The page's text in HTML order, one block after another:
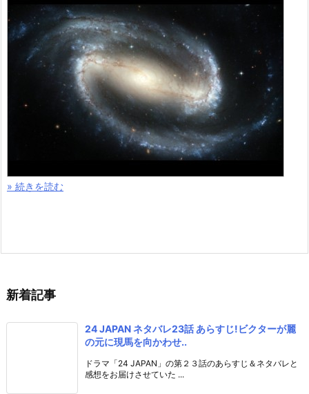
» 続きを読む
新着記事
24 JAPAN ネタバレ23話 あらすじ!ビクターが麗
の元に現馬を向かわせ..
ドラマ「24 JAPAN」の第２３話のあらすじ＆ネタバレと
感想をお届けさせていた ...